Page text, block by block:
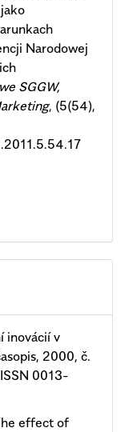
Narodowej
SGGW,
, (5(54),
inovácií v
2000, č.
0013-
effect of